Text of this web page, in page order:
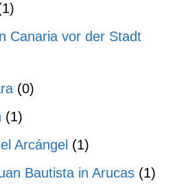
Canaria vor der Stadt
(0)
(1)
Arcángel (1)
Bautista in Arucas (1)